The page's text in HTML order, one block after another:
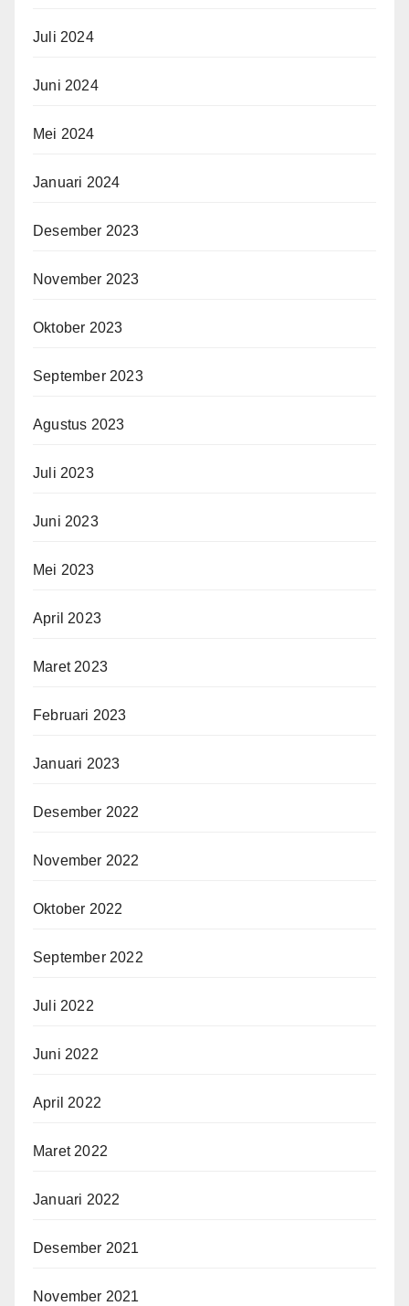
Juli 2024
Juni 2024
Mei 2024
Januari 2024
Desember 2023
November 2023
Oktober 2023
September 2023
Agustus 2023
Juli 2023
Juni 2023
Mei 2023
April 2023
Maret 2023
Februari 2023
Januari 2023
Desember 2022
November 2022
Oktober 2022
September 2022
Juli 2022
Juni 2022
April 2022
Maret 2022
Januari 2022
Desember 2021
November 2021